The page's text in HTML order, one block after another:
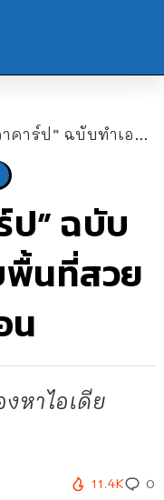
เอง ออกแบบพื้นที่สวยสำหรับมุมพักผ่อน
ป” ฉบับ
พื้นที่สวย
น
หาไอเดีย
11.4K 0